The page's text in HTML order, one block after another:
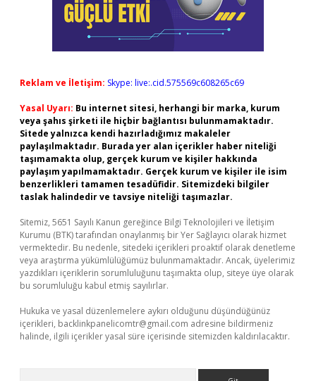
Reklam ve İletişim: Skype: live:.cid.575569c608265c69
Yasal Uyarı: Bu internet sitesi, herhangi bir marka, kurum
veya şahıs şirketi ile hiçbir bağlantısı bulunmamaktadır.
Sitede yalnızca kendi hazırladığımız makaleler
paylaşılmaktadır. Burada yer alan içerikler haber niteliği
taşımamakta olup, gerçek kurum ve kişiler hakkında
paylaşım yapılmamaktadır. Gerçek kurum ve kişiler ile isim
benzerlikleri tamamen tesadüfidir. Sitemizdeki bilgiler
taslak halindedir ve tavsiye niteliği taşımazlar.
Sitemiz, 5651 Sayılı Kanun gereğince Bilgi Teknolojileri ve İletişim
Kurumu (BTK) tarafından onaylanmış bir Yer Sağlayıcı olarak hizmet
vermektedir. Bu nedenle, sitedeki içerikleri proaktif olarak denetleme
veya araştırma yükümlülüğümüz bulunmamaktadır. Ancak, üyelerimiz
yazdıkları içeriklerin sorumluluğunu taşımakta olup, siteye üye olarak
bu sorumluluğu kabul etmiş sayılırlar.
Hukuka ve yasal düzenlemelere aykırı olduğunu düşündüğünüz
içerikleri, backlinkpanelicomtr@gmail.com adresine bildirmeniz
halinde, ilgili içerikler yasal süre içerisinde sitemizden kaldırılacaktır.